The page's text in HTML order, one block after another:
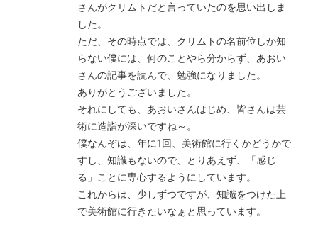
さんがクリムトだと言っていたのを思い出しま
した。
ただ、その時点では、クリムトの名前位しか知
らない僕には、何のことやら分からず、あおい
さんの記事を読んで、勉強になりました。
ありがとうございました。
それにしても、あおいさんはじめ、皆さんは芸
術に造詣が深いですね～。
僕なんぞは、年に1回、美術館に行くかどうかで
すし、知識もないので、とりあえず、「感じ
る」ことに専心するようにしています。
これからは、少しずつですが、知識をつけた上
で美術館に行きたいなぁと思っています。